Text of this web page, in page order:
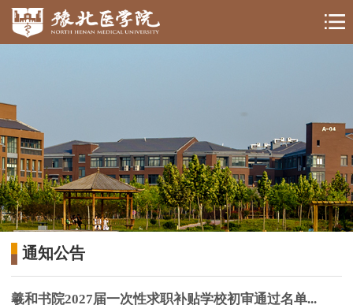
通知公告
羲和书院2027届一次性求职补贴学校初审通过名单...